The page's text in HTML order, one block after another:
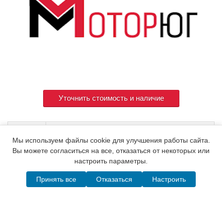
Уточнить стоимость и наличие
© 2015. Все права защищены.Мотор-Юг
Написать в MAX Telegram WhatsApp Позвонить
Мы используем файлы cookie для улучшения работы сайта.
Вы можете согласиться на все, отказаться от некоторых или
настроить параметры.
Принять все Отказаться Настроить